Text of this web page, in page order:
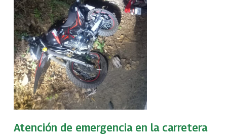
Atención de emergencia en la carretera